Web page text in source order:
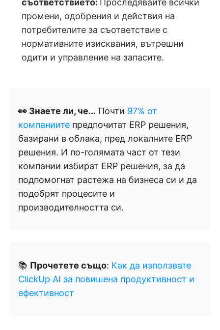
съответствието:
Проследявайте всички
промени, одобрения и действия на
потребителите за съответствие с
нормативните изисквания, вътрешни
одити и управление на запасите.
👀 Знаете ли, че... Почти 97% от
компаниите предпочитат ERP решения,
базирани в облака, пред локалните ERP
решения. И по-голямата част от тези
компании избират ERP решения, за да
подпомогнат растежа на бизнеса си и да
подобрят процесите и
производителността си.
📚 Прочетете също: Как да използвате
ClickUp AI за повишена продуктивност и
ефективност